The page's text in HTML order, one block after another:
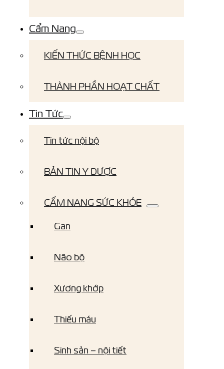
Cẩm Nang
KIẾN THỨC BỆNH HỌC
THÀNH PHẦN HOẠT CHẤT
Tin Tức
Tin tức nội bộ
BẢN TIN Y DƯỢC
CẨM NANG SỨC KHỎE
Gan
Não bộ
Xương khớp
Thiếu máu
Sinh sản – nội tiết